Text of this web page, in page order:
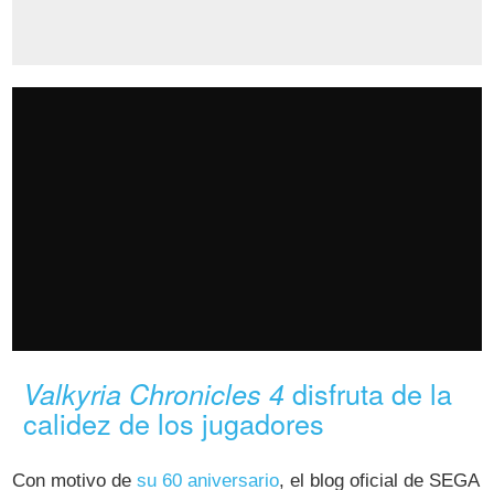
Valkyria Chronicles 4 disfruta de la
calidez de los jugadores
Con motivo desu 60 aniversario, el blog oficial de SEGA